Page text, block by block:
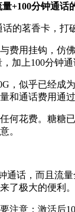
+100分钟通话
的茗香卡，打
费用挂钩，仿
加上100分钟
，似乎已经
和通话费用通
何花费。糖糖
。
通话，而且流
了极大的便利。
注意：激活后